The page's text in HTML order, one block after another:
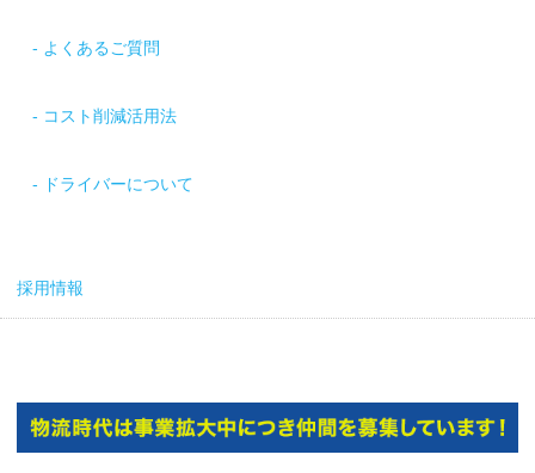
よくあるご質問
コスト削減活用法
ドライバーについて
採用情報